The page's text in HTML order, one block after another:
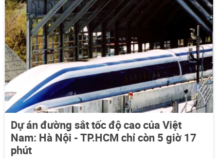
Dự án đường sắt tốc độ cao của Việt
Nam: Hà Nội - TP.HCM chỉ còn 5 giờ 17
phút